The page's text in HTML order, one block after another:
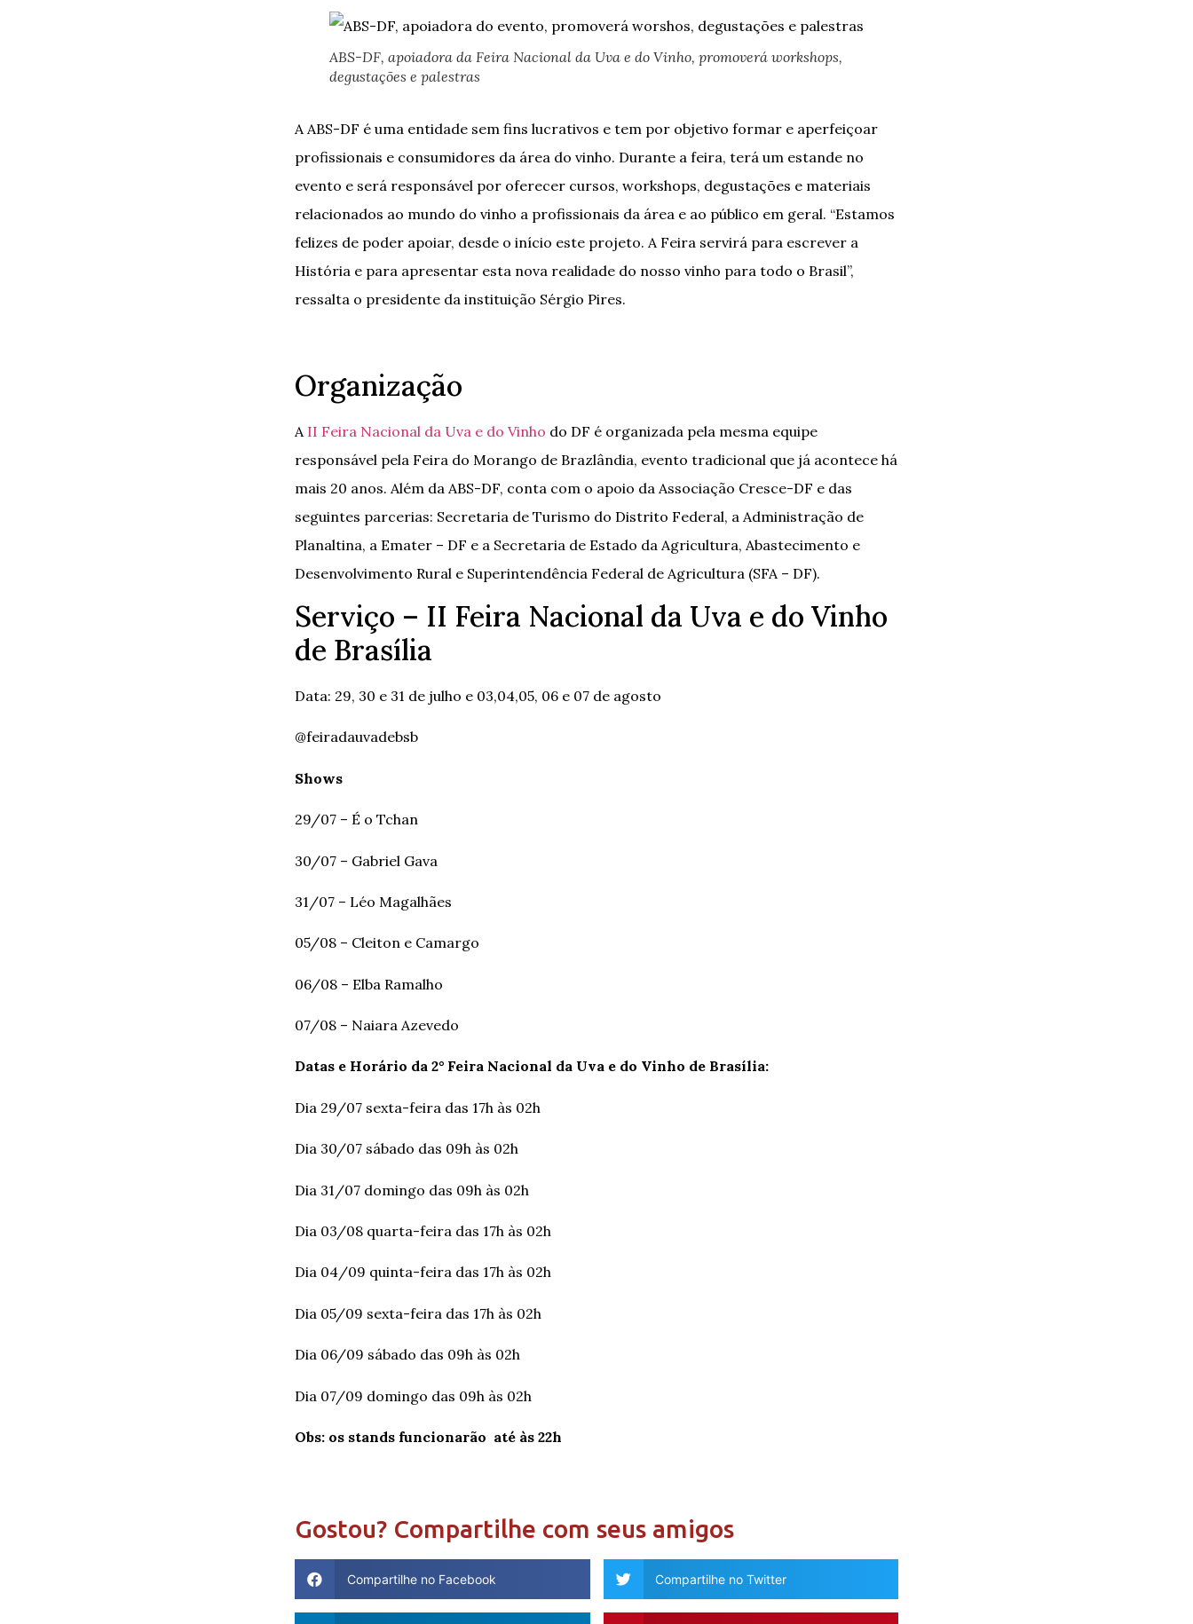
ABS-DF, apoiadora da Feira Nacional da Uva e do Vinho, promoverá workshops,
degustações e palestras
A ABS-DF é uma entidade sem fins lucrativos e tem por objetivo formar e aperfeiçoar
profissionais e consumidores da área do vinho. Durante a feira, terá um estande no
evento e será responsável por oferecer cursos, workshops, degustações e materiais
relacionados ao mundo do vinho a profissionais da área e ao público em geral. “Estamos
felizes de poder apoiar, desde o início este projeto. A Feira servirá para escrever a
História e para apresentar esta nova realidade do nosso vinho para todo o Brasil”,
ressalta o presidente da instituição Sérgio Pires.
Organização
A II Feira Nacional da Uva e do Vinho do DF é organizada pela mesma equipe
responsável pela Feira do Morango de Brazlândia, evento tradicional que já acontece há
mais 20 anos. Além da ABS-DF, conta com o apoio da Associação Cresce-DF e das
seguintes parcerias: Secretaria de Turismo do Distrito Federal, a Administração de
Planaltina, a Emater – DF e a Secretaria de Estado da Agricultura, Abastecimento e
Desenvolvimento Rural e Superintendência Federal de Agricultura (SFA – DF).
Serviço – II Feira Nacional da Uva e do Vinho
de Brasília
Data: 29, 30 e 31 de julho e 03,04,05, 06 e 07 de agosto
@feiradauvadebsb
Shows
29/07 – É o Tchan
30/07 – Gabriel Gava
31/07 – Léo Magalhães
05/08 – Cleiton e Camargo
06/08 – Elba Ramalho
07/08 – Naiara Azevedo
Datas e Horário da 2° Feira Nacional da Uva e do Vinho de Brasília:
Dia 29/07 sexta-feira das 17h às 02h
Dia 30/07 sábado das 09h às 02h
Dia 31/07 domingo das 09h às 02h
Dia 03/08 quarta-feira das 17h às 02h
Dia 04/09 quinta-feira das 17h às 02h
Dia 05/09 sexta-feira das 17h às 02h
Dia 06/09 sábado das 09h às 02h
Dia 07/09 domingo das 09h às 02h
Obs: os stands funcionarão até às 22h
Gostou? Compartilhe com seus amigos
Compartilhe no Facebook Compartilhe no Twitter